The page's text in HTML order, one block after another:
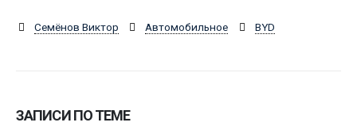
Семёнов Виктор Автомобильное BYD
ЗАПИСИ ПО ТЕМЕ